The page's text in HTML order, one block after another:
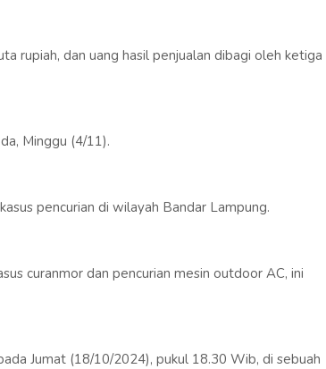
rupiah, dan uang hasil penjualan dibagi oleh ketiga
Minggu (4/11).
pencurian di wilayah Bandar Lampung.
curanmor dan pencurian mesin outdoor AC, ini
Jumat (18/10/2024), pukul 18.30 Wib, di sebuah